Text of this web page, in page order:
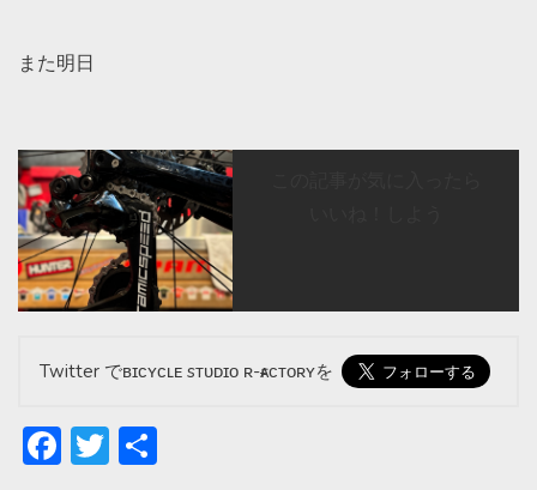
また明日
Twitter でʙɪᴄʏᴄʟᴇ sᴛᴜᴅɪᴏ ʀ-ғᴀᴄᴛᴏʀʏを
Facebook
Twitter